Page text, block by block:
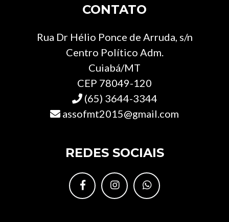
CONTATO
Rua Dr Hélio Ponce de Arruda, s/n
Centro Político Adm.
Cuiabá/MT
CEP 78049-120
(65) 3644-3344
assofmt2015@gmail.com
REDES SOCIAIS